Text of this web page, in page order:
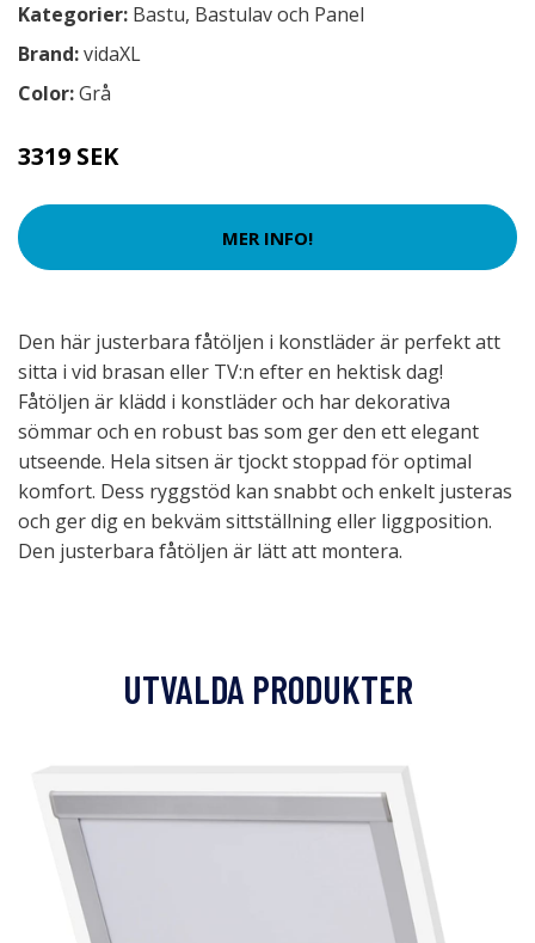
Kategorier: Bastu, Bastulav och Panel
Brand:vidaXL
Color:Grå
3319 SEK
MER INFO!
Den här justerbara fåtöljen i konstläder är perfekt att
sitta i vid brasan eller TV:n efter en hektisk dag!
Fåtöljen är klädd i konstläder och har dekorativa
sömmar och en robust bas som ger den ett elegant
utseende. Hela sitsen är tjockt stoppad för optimal
komfort. Dess ryggstöd kan snabbt och enkelt justeras
och ger dig en bekväm sittställning eller liggposition.
Den justerbara fåtöljen är lätt att montera.
UTVALDA PRODUKTER